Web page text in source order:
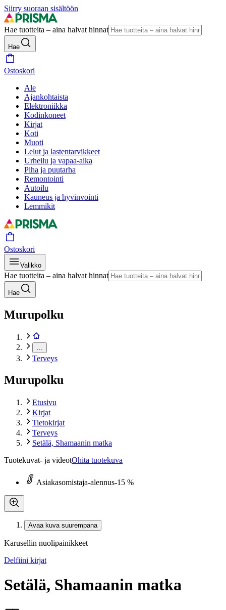
Siirry suoraan sisältöön
Hae tuotteita – aina halvat hinnat
Hae
Ostoskori
Ale
Ajankohtaista
Elektroniikka
Kodinkoneet
Kirjat
Koti
Muoti
Lelut ja lastentarvikkeet
Urheilu ja vapaa-aika
Piha ja puutarha
Remontointi
Autoilu
Kauneus ja hyvinvointi
Lemmikit
Ostoskori
Valikko
Hae tuotteita – aina halvat hinnat
Hae
Murupolku
Terveys
Murupolku
Etusivu
Kirjat
Tietokirjat
Terveys
Setälä, Shamaanin matka
Tuotekuvat- ja videotOhita tuotekuva
Asiakasomistaja-alennus-15 %
Avaa kuva suurempana
Karusellin nuolipainikkeet
Delfiini kirjat
Setälä, Shamaanin matka